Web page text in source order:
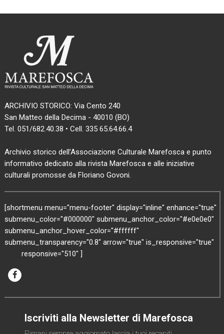
ARCHIVIO STORICO: Via Cento 240
San Matteo della Decima - 40010 (BO)
Tel. 051/682.40.38 • Cell. 335 65.64.66.4
Archivio storico dell’Associazione Culturale Marefosca e punto
informativo dedicato alla rivista Marefosca e alle iniziative
culturali promosse da Floriano Govoni.
[shortmenu menu="menu-footer" display="inline" enhance="true"
submenu_color="#000000" submenu_anchor_color="#e0e0e0"
submenu_anchor_hover_color="#ffffff"
submenu_transparency="0.8" arrow="true" is_responsive="true"
responsive="510" ]
Iscriviti alla Newsletter di Marefosca